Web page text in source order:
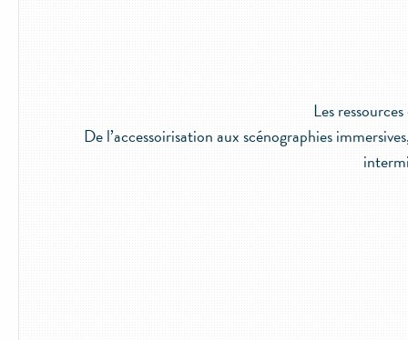
Les
De l’accessoirisation aux scénographies